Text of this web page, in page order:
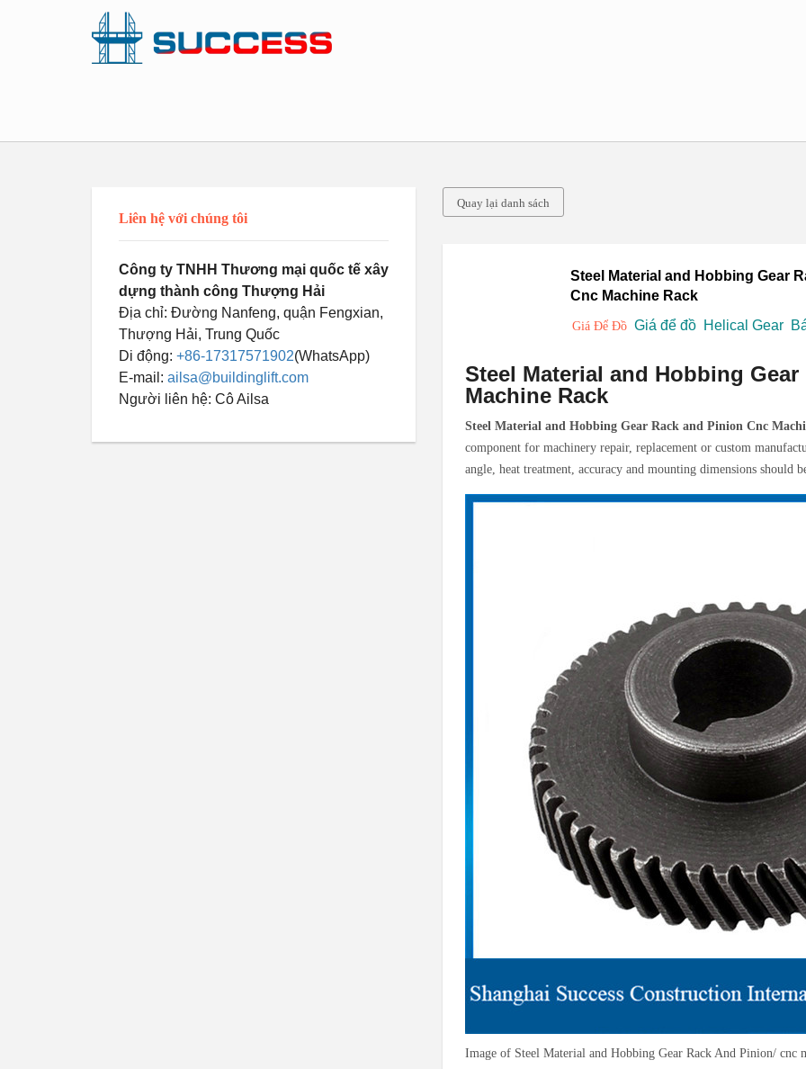
Liên hệ với chúng tôi
Công ty TNHH Thương mại quốc tế xây
dựng thành công Thượng Hải
Địa chỉ: Đường Nanfeng, quận Fengxian,
Thượng Hải, Trung Quốc
Di động: +86-17317571902(WhatsApp)
E-mail: ailsa@buildinglift.com
Người liên hệ: Cô Ailsa
Quay lại danh sách
Steel Material and Hobbing Gear
Cnc Machine Rack
Giá Để Đồ Giá để đồ Helical Gear
Steel Material and Hobbing
Machine Rack
Steel Material and Hobbing Gear Rack and Pinion Cnc
component for machinery repair, replacement or custom
angle, heat treatment, accuracy and mounting dimensions
Image of Steel Material and Hobbing Gear Rack And Pinion/ cnc